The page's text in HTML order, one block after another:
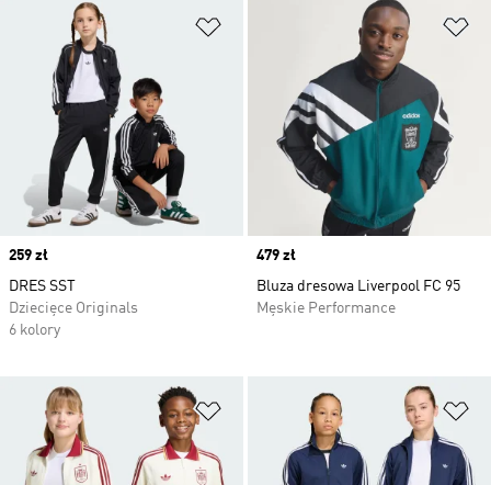
Dodaj do listy życzeń
Price
259 zł
DRES SST
Dziecięce Originals
6 kolory
Price
479 zł
Bluza dresowa Liverpool FC 95
Męskie Performance
Dodaj do listy życzeń